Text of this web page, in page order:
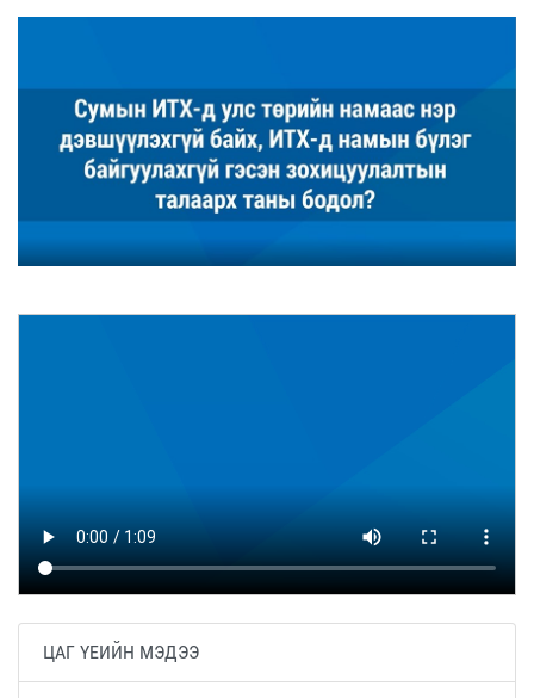
ЦАГ ҮЕИЙН МЭДЭЭ